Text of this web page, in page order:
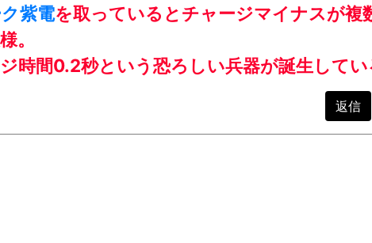
紫電を取っているとチャージマイナスが複
。
時間0.2秒という恐ろしい兵器が誕生してい
返信